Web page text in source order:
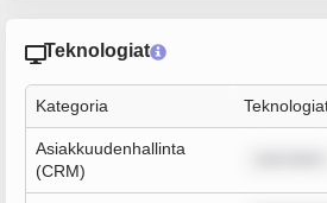
Teknologiat
Kategoria
Asiakkuudenhallinta
(CRM)